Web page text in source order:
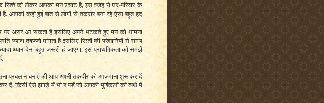
के रिश्ते को लेकर आपका मन उचाट है, इस वजह से घर-परिवार के
आपकी कही हुई बात से लोगों से तकरार बना रहे ऐसा बहुत हद
पर असर आ सकता है इसलिए अपने भटकते हुए मन को थामना
ज्यादा तवज्जो मांगता है इसलिए रिश्तों की परेशानियों से समय
ध्यान देना बहुत जरूरी हो जाएगा. इस प्राथमिकता को समझें
प्रबल न बनाएं की आप अपनी तकदीर को आज़माना शुरू कर दें
दें. किसी ऐसे झगड़े में भी न पड़ें जो आपकी मुश्किलों को व्यर्थ में